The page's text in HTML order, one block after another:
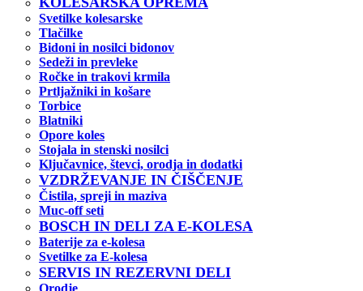
Svetilke kolesarske
Tlačilke
Bidoni in nosilci bidonov
Sedeži in prevleke
Ročke in trakovi krmila
Prtljažniki in košare
Torbice
Blatniki
Opore koles
Stojala in stenski nosilci
Ključavnice, števci, orodja in dodatki
VZDRŽEVANJE IN ČIŠČENJE
Čistila, spreji in maziva
Muc-off seti
BOSCH IN DELI ZA E-KOLESA
Baterije za e-kolesa
Svetilke za E-kolesa
SERVIS IN REZERVNI DELI
Orodje